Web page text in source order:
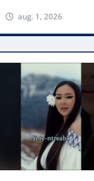
aug. 1, 2026